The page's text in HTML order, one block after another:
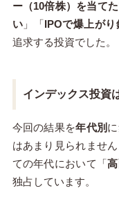
ー（10倍株）を当て
い 」「IPOで爆上が
追求する投資でした。
インデックス投資
今回の結果を年代別
はあまり見られませ
ての年代において「
独占しています。